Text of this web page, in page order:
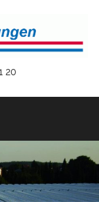
20